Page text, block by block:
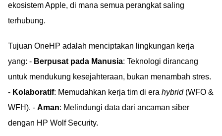
ekosistem Apple, di mana semua perangkat saling
terhubung.
Tujuan OneHP adalah menciptakan lingkungan kerja
yang: - Berpusat pada Manusia: Teknologi dirancang
untuk mendukung kesejahteraan, bukan menambah stres.
- Kolaboratif: Memudahkan kerja tim di era hybrid(WFO &
WFH). - Aman: Melindungi data dari ancaman siber
dengan HP Wolf Security.